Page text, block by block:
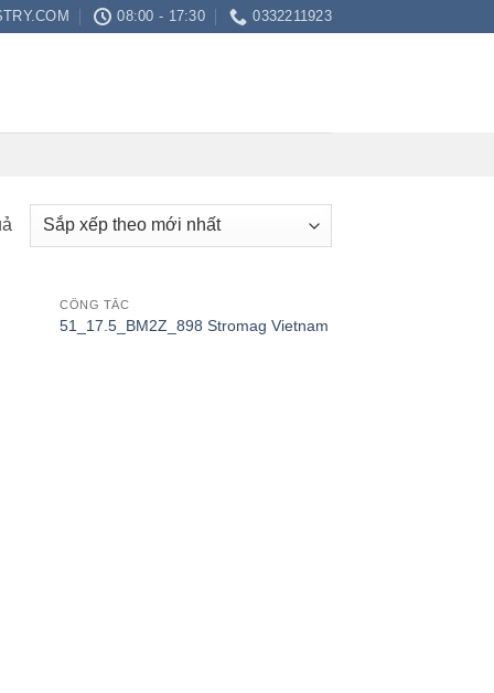
08:00 - 17:30 0332211923
Đã
sắp
CÔNG TẮC
51_17.5_BM2Z_898 Stromag Vietnam